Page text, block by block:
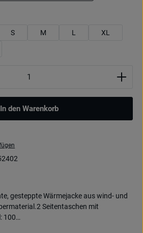
S M L
XL
den gewünschten Wert ein
In den Warenkorb
gesteppte Wärmejacke aus wind- und
Seitentaschen mit
100…